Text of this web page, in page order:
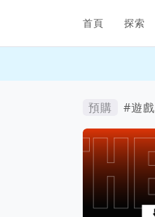
網站主要導航欄
首頁 探索
預購 #遊戲